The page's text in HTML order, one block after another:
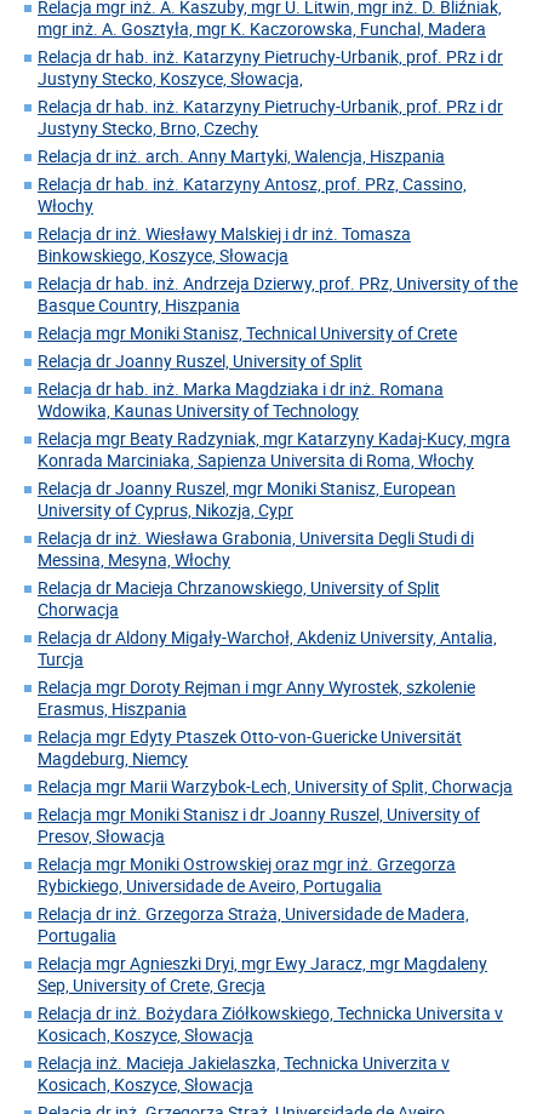
Relacja mgr inż. A. Kaszuby, mgr U. Litwin, mgr inż. D. Bliźniak,
mgr inż. A. Gosztyła, mgr K. Kaczorowska, Funchal, Madera
Relacja dr hab. inż. Katarzyny Pietruchy-Urbanik, prof. PRz i dr
Justyny Stecko, Koszyce, Słowacja,
Relacja dr hab. inż. Katarzyny Pietruchy-Urbanik, prof. PRz i dr
Justyny Stecko, Brno, Czechy
Relacja dr inż. arch. Anny Martyki, Walencja, Hiszpania
Relacja dr hab. inż. Katarzyny Antosz, prof. PRz, Cassino,
Włochy
Relacja dr inż. Wiesławy Malskiej i dr inż. Tomasza
Binkowskiego, Koszyce, Słowacja
Relacja dr hab. inż. Andrzeja Dzierwy, prof. PRz, University of the
Basque Country, Hiszpania
Relacja mgr Moniki Stanisz, Technical University of Crete
Relacja dr Joanny Ruszel, University of Split
Relacja dr hab. inż. Marka Magdziaka i dr inż. Romana
Wdowika, Kaunas University of Technology
Relacja mgr Beaty Radzyniak, mgr Katarzyny Kadaj-Kucy, mgra
Konrada Marciniaka, Sapienza Universita di Roma, Włochy
Relacja dr Joanny Ruszel, mgr Moniki Stanisz, European
University of Cyprus, Nikozja, Cypr
Relacja dr inż. Wiesława Grabonia, Universita Degli Studi di
Messina, Mesyna, Włochy
Relacja dr Macieja Chrzanowskiego, University of Split
Chorwacja
Relacja dr Aldony Migały-Warchoł, Akdeniz University, Antalia,
Turcja
Relacja mgr Doroty Rejman i mgr Anny Wyrostek, szkolenie
Erasmus, Hiszpania
Relacja mgr Edyty Ptaszek Otto-von-Guericke Universität
Magdeburg, Niemcy
Relacja mgr Marii Warzybok-Lech, University of Split, Chorwacja
Relacja mgr Moniki Stanisz i dr Joanny Ruszel, University of
Presov, Słowacja
Relacja mgr Moniki Ostrowskiej oraz mgr inż. Grzegorza
Rybickiego, Universidade de Aveiro, Portugalia
Relacja dr inż. Grzegorza Straża, Universidade de Madera,
Portugalia
Relacja mgr Agnieszki Dryi, mgr Ewy Jaracz, mgr Magdaleny
Sep, University of Crete, Grecja
Relacja dr inż. Bożydara Ziółkowskiego, Technicka Universita v
Kosicach, Koszyce, Słowacja
Relacja inż. Macieja Jakielaszka, Technicka Univerzita v
Kosicach, Koszyce, Słowacja